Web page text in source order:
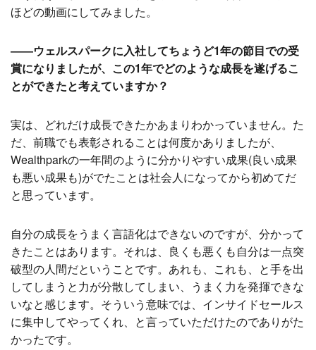
ほどの動画にしてみました。
――ウェルスパークに入社してちょうど1年の節目での受
賞になりましたが、この1年でどのような成長を遂げるこ
とができたと考えていますか？
実は、どれだけ成長できたかあまりわかっていません。た
だ、前職でも表彰されることは何度かありましたが、
Wealthparkの一年間のように分かりやすい成果(良い成果
も悪い成果も)がでたことは社会人になってから初めてだ
と思っています。
自分の成長をうまく言語化はできないのですが、分かって
きたことはあります。それは、良くも悪くも自分は一点突
破型の人間だということです。あれも、これも、と手を出
してしまうと力が分散してしまい、うまく力を発揮できな
いなと感じます。そういう意味では、インサイドセールス
に集中してやってくれ、と言っていただけたのでありがた
かったです。